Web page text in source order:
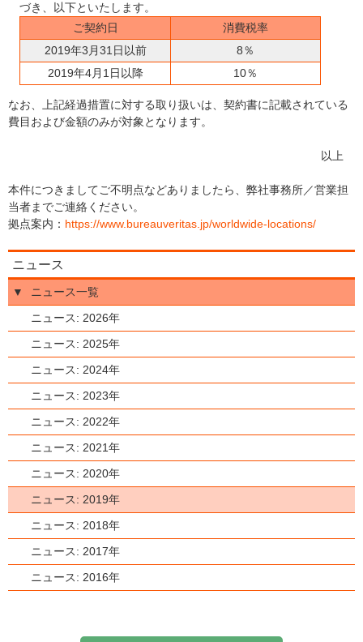
づき、以下といたします。
ご契約日
消費税率
2019年3月31日以前
8％
2019年4月1日以降
10％
なお、上記経過措置に対する取り扱いは、契約書に記載されている
費目および金額のみが対象となります。
以上
本件につきましてご不明点などありましたら、弊社事務所／営業担
当者までご連絡ください。
拠点案内： https://www.bureauveritas.jp/worldwide-locations/
ニュース
▼
ニュース一覧
ニュース: 2026年
ニュース: 2025年
ニュース: 2024年
ニュース: 2023年
ニュース: 2022年
ニュース: 2021年
ニュース: 2020年
ニュース: 2019年
ニュース: 2018年
ニュース: 2017年
ニュース: 2016年